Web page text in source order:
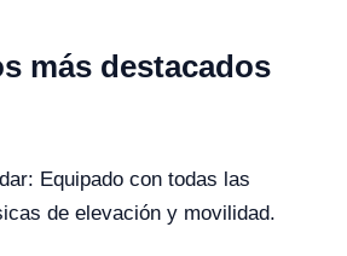
más destacados
Equipado con todas las
de elevación y movilidad.